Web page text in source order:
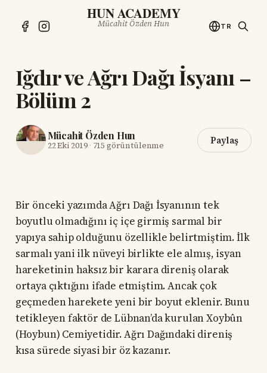
HUN ACADEMY
Mücahit Özden Hun TR
Iğdır ve Ağrı Dağı İsyanı –
Bölüm 2
Mücahit Özden Hun
22 Eki 2019· 715 görüntülenme Paylaş
Bir önceki yazımda Ağrı Dağı İsyanının tek
boyutlu olmadığını iç içe girmiş sarmal bir
yapıya sahip olduğunu özellikle belirtmiştim. İlk
sarmalı yani ilk nüveyi birlikte ele almış, isyan
hareketinin haksız bir karara direniş olarak
ortaya çıktığını ifade etmiştim. Ancak çok
geçmeden harekete yeni bir boyut eklenir. Bunu
tetikleyen faktör de Lübnan’da kurulan Xoybûn
(Hoybun) Cemiyetidir. Ağrı Dağındaki direniş
kısa sürede siyasi bir öz kazanır.